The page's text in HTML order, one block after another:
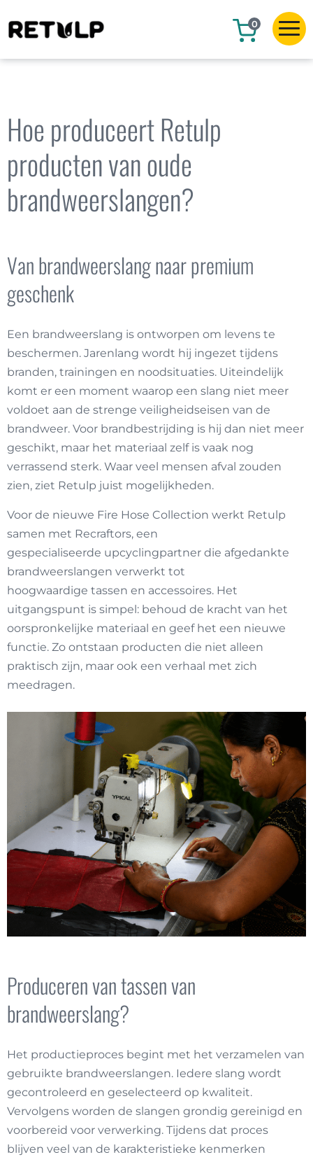
0
Hoe produceert Retulp
producten van oude
brandweerslangen?
Van brandweerslang naar premium
geschenk
Een brandweerslang is ontworpen om levens te
beschermen. Jarenlang wordt hij ingezet tijdens
branden, trainingen en noodsituaties. Uiteindelijk
komt er een moment waarop een slang niet meer
voldoet aan de strenge veiligheidseisen van de
brandweer. Voor brandbestrijding is hij dan niet meer
geschikt, maar het materiaal zelf is vaak nog
verrassend sterk. Waar veel mensen afval zouden
zien, ziet Retulp juist mogelijkheden.
Voor de nieuwe Fire Hose Collection werkt Retulp
samen met Recraftors, een
gespecialiseerde upcyclingpartner die afgedankte
brandweerslangen verwerkt tot
hoogwaardige tassen en accessoires. Het
uitgangspunt is simpel: behoud de kracht van het
oorspronkelijke materiaal en geef het een nieuwe
functie. Zo ontstaan producten die niet alleen
praktisch zijn, maar ook een verhaal met zich
meedragen.
Produceren van tassen van
brandweerslang?
Het productieproces begint met het verzamelen van
gebruikte brandweerslangen. Iedere slang wordt
gecontroleerd en geselecteerd op kwaliteit.
Vervolgens worden de slangen grondig gereinigd en
voorbereid voor verwerking. Tijdens dat proces
blijven veel van de karakteristieke kenmerken